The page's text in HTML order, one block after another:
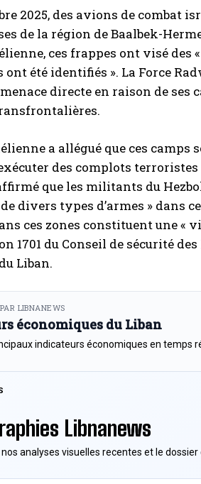
2025, des avions de combat
de la région de Baalbek-
ces frappes ont visé des
ont été identifiés ». La Force
directe en raison de
a allégué que ces
des complots terroristes
que les militants du
divers types d’armes » dans
ces zones constituent une «
1701 du Conseil de sécurité
Liban.
LIBNANEWS
économiques du Liban
indicateurs économiques en temps
Libnanews
analyses visuelles recentes et le dossier